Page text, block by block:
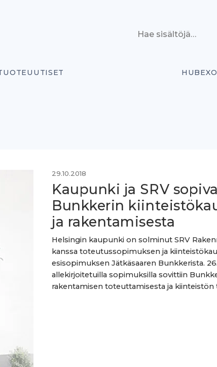
29.10.2018
Kaupunki ja SRV
Bunkkerin
ja rakentamisesta
Helsingin kaupunki on solminut SRV
kanssa toteutussopimuksen ja
esisopimuksen Jätkäsaaren Bunkkerista.
allekirjoitetuilla sopimuksilla sovittiin
rakentamisen toteuttamisesta ja kiinteistön